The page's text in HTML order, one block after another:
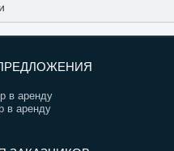
в аренду
в аренду